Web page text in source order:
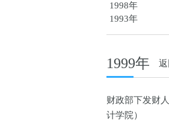
1998年
1993年
1999年
财政部下发财
计学院）